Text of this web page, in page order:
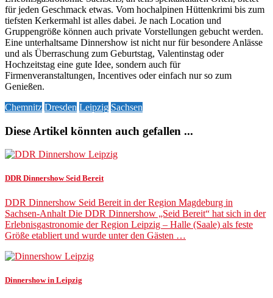
für jeden Geschmack etwas. Vom hochalpinen Hüttenkrimi bis zum
tiefsten Kerkermahl ist alles dabei. Je nach Location und
Gruppengröße können auch private Vorstellungen gebucht werden.
Eine unterhaltsame Dinnershow ist nicht nur für besondere Anlässe
und als Überraschung zum Geburtstag, Valentinstag oder
Hochzeitstag eine gute Idee, sondern auch für
Firmenveranstaltungen, Incentives oder einfach nur so zum
Genießen.
Chemnitz Dresden Leipzig Sachsen
Diese Artikel könnten auch gefallen ...
DDR Dinnershow Seid Bereit
DDR Dinnershow Seid Bereit in der Region Magdeburg in
Sachsen-Anhalt Die DDR Dinnershow „Seid Bereit“ hat sich in der
Erlebnisgastronomie der Region Leipzig – Halle (Saale) als feste
Größe etabliert und wurde unter den Gästen …
Dinnershow in Leipzig